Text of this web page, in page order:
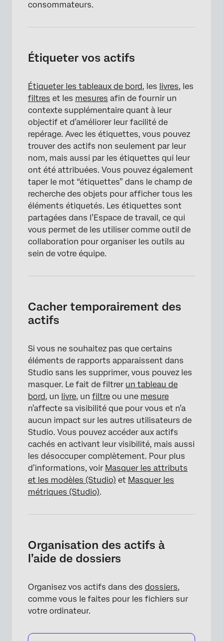
consommateurs.
Étiqueter vos actifs
Étiqueter les tableaux de bord, les livres, les
filtres et les mesures afin de fournir un
contexte supplémentaire quant à leur
objectif et d’améliorer leur facilité de
repérage. Avec les étiquettes, vous pouvez
trouver des actifs non seulement par leur
nom, mais aussi par les étiquettes qui leur
ont été attribuées. Vous pouvez également
taper le mot “étiquettes” dans le champ de
recherche des objets pour afficher tous les
éléments étiquetés. Les étiquettes sont
partagées dans l’Espace de travail, ce qui
vous permet de les utiliser comme outil de
collaboration pour organiser les outils au
sein de votre équipe.
Cacher temporairement des
actifs
Si vous ne souhaitez pas que certains
éléments de rapports apparaissent dans
Studio sans les supprimer, vous pouvez les
masquer. Le fait de filtrer un tableau de
bord, un livre, un filtre ou une mesure
n’affecte sa visibilité que pour vous et n’a
aucun impact sur les autres utilisateurs de
Studio. Vous pouvez accéder aux actifs
cachés en activant leur visibilité, mais aussi
les désoccuper complètement. Pour plus
d’informations, voir Masquer les attributs
et les modèles (Studio) et Masquer les
métriques (Studio).
Organisation des actifs à
l’aide de dossiers
Organisez vos actifs dans des dossiers,
comme vous le faites pour les fichiers sur
votre ordinateur.